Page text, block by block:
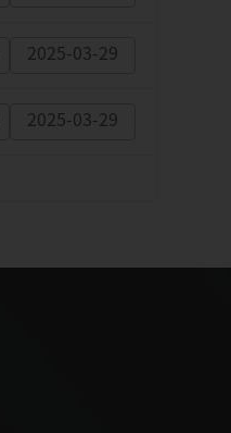
2025-03-29
2025-03-29